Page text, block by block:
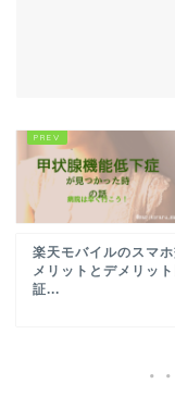
楽天モバイルのスマ
メリットとデメリッ
証...